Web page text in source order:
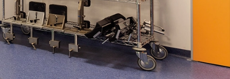
пол
УЛЬТРАПЛАН Р
фиброй, с толщиной